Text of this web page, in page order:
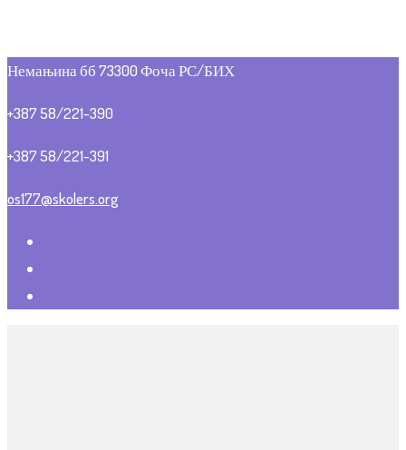
Немањина бб 73300 Фоча РС/БИХ
+387 58/221-390
+387 58/221-391
os177@skolers.org